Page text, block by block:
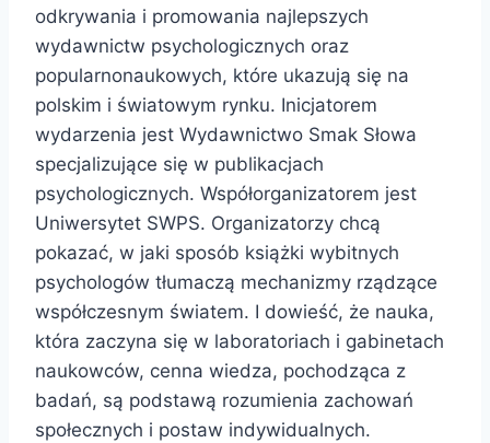
odkrywania i promowania najlepszych
wydawnictw psychologicznych oraz
popularnonaukowych, które ukazują się na
polskim i światowym rynku. Inicjatorem
wydarzenia jest Wydawnictwo Smak Słowa
specjalizujące się w publikacjach
psychologicznych. Współorganizatorem jest
Uniwersytet SWPS. Organizatorzy chcą
pokazać, w jaki sposób książki wybitnych
psychologów tłumaczą mechanizmy rządzące
współczesnym światem. I dowieść, że nauka,
która zaczyna się w laboratoriach i gabinetach
naukowców, cenna wiedza, pochodząca z
badań, są podstawą rozumienia zachowań
społecznych i postaw indywidualnych.